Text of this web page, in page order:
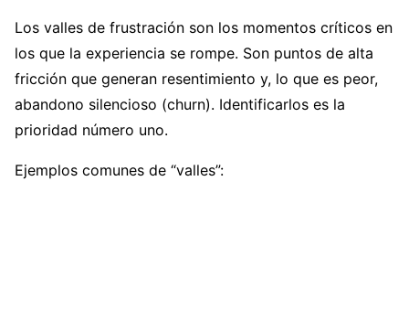
Los valles de frustración son los momentos críticos en
los que la experiencia se rompe. Son puntos de alta
fricción que generan resentimiento y, lo que es peor,
abandono silencioso (churn). Identificarlos es la
prioridad número uno.
Ejemplos comunes de “valles”: